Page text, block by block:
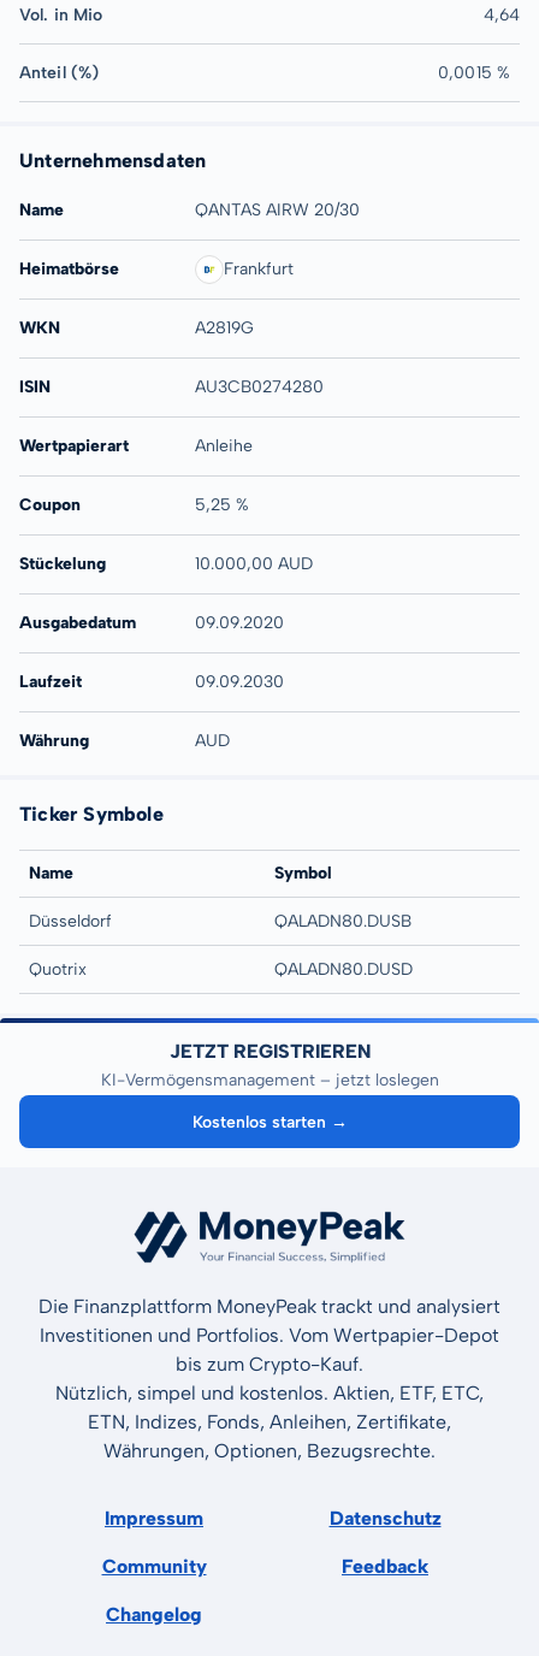
Vol. in Mio 4,64
Anteil (%) 0,0015 %
Unternehmensdaten
Name QANTAS AIRW 20/30
Heimatbörse Frankfurt
WKN A2819G
ISIN AU3CB0274280
Wertpapierart Anleihe
Coupon 5,25 %
Stückelung 10.000,00 AUD
Ausgabedatum 09.09.2020
Laufzeit 09.09.2030
Währung AUD
Ticker Symbole
Name Symbol
Düsseldorf QALADN80.DUSB
Quotrix QALADN80.DUSD
JETZT REGISTRIEREN
KI-Vermögensmanagement – jetzt loslegen
Kostenlos starten →
Die Finanzplattform MoneyPeak trackt und analysiert
Investitionen und Portfolios. Vom Wertpapier-Depot
bis zum Crypto-Kauf.
Nützlich, simpel und kostenlos. Aktien, ETF, ETC,
ETN, Indizes, Fonds, Anleihen, Zertifikate,
Währungen, Optionen, Bezugsrechte.
Impressum Datenschutz
Community Feedback
Changelog